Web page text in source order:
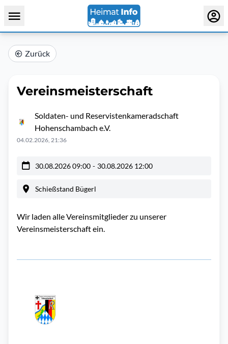
Zurück
Vereinsmeisterschaft
Soldaten- und Reservistenkameradschaft
Hohenschambach e.V.
04.02.2026, 21:36
30.08.2026 09:00 - 30.08.2026 12:00
Schießstand Bügerl
Wir laden alle Vereinsmitglieder zu unserer
Vereinsmeisterschaft ein.